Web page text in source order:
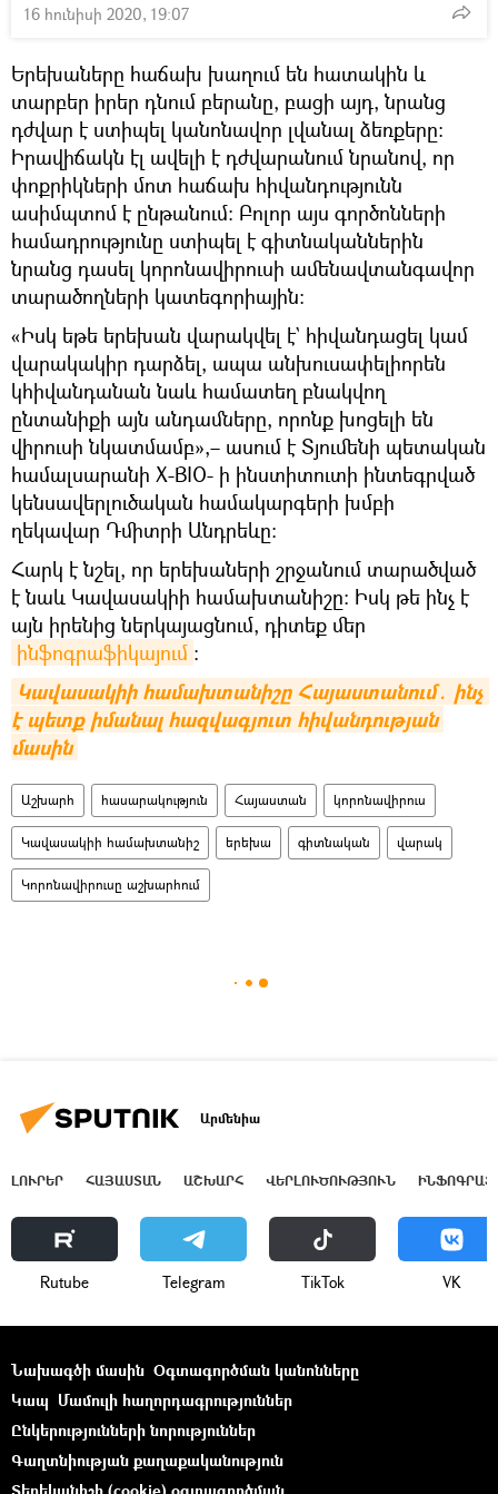
16 հունիսի 2020, 19:07
Երեխաները հաճախ խաղում են հատակին և
տարբեր իրեր դնում բերանը, բացի այդ, նրանց
դժվար է ստիպել կանոնավոր լվանալ ձեռքերը։
Իրավիճակն էլ ավելի է դժվարանում նրանով, որ
փոքրիկների մոտ հաճախ հիվանդությունն
ասիմպտոմ է ընթանում։ Բոլոր այս գործոնների
համադրությունը ստիպել է գիտնականներին
նրանց դասել կորոնավիրուսի ամենավտանգավոր
տարածողների կատեգորիային։
«Իսկ եթե երեխան վարակվել է` հիվանդացել կամ
վարակակիր դարձել, ապա անխուսափելիորեն
կհիվանդանան նաև համատեղ բնակվող
ընտանիքի այն անդամները, որոնք խոցելի են
վիրուսի նկատմամբ»,– ասում է Տյումենի պետական
​​համալսարանի X-BIO- ի ինստիտուտի ինտեգրված
կենսավերլուծական ​​համակարգերի խմբի
ղեկավար Դմիտրի Անդրեևը։
Հարկ է նշել, որ երեխաների շրջանում տարածված
է նաև Կավասակիի համախտանիշը։ Իսկ թե ինչ է
այն իրենից ներկայացնում, դիտեք մեր
ինֆոգրաֆիկայում ։
Կավասակիի համախտանիշը Հայաստանում․ ինչ
է պետք իմանալ հազվագյուտ հիվանդության
մասին
Աշխարհ հասարակություն Հայաստան կորոնավիրուս
Կավասակիի համախտանիշ երեխա գիտնական վարակ
Կորոնավիրուսը աշխարհում
Արմենիա
ԼՈՒՐԵՐ ՀԱՅԱՍՏԱՆ ԱՇԽԱՐՀ ՎԵՐԼՈՒԾՈՒԹՅՈՒՆ
Rutube Telegram ТikТоk VK
Նախագծի մասին Օգտագործման կանոնները
Կապ Մամուլի հաղորդագրություններ
Ընկերությունների նորություններ
Գաղտնիության քաղաքականություն